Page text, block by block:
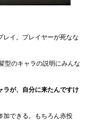
レイ。プレイヤーが死なな
型のキャラの説明にみんな
ラが、自分に来たんですけ
加できる。もちろん赤投